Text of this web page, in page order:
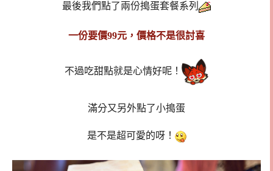
最後我們點了兩份搗蛋套餐系列
一份要價99元，價格不是很討喜
不過吃甜點就是心情好呢！
滿分又另外點了小搗蛋
是不是超可愛的呀！